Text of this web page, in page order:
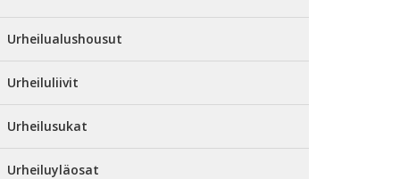
Urheilualushousut
Urheiluliivit
Urheilusukat
Urheiluyläosat